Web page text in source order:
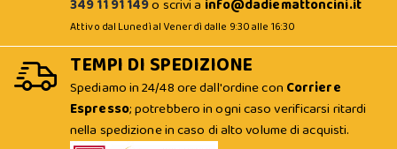
349 11 91 149o scrivi a info@dadiemattoncini.it
Attivo dal Lunedì al Venerdì dalle 9:30 alle 16:30
TEMPI DI SPEDIZIONE
Spediamo in 24/48 ore dall'ordine con Corriere
Espresso; potrebbero in ogni caso verificarsi ritardi
nella spedizione in caso di alto volume di acquisti.